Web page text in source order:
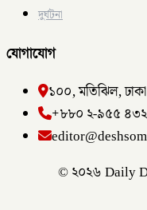
দুর্ঘটনা
যোগাযোগ
১০০, মতিঝিল, ঢাকা
+৮৮০ ২-৯৫৫
© ২০২৬ Daily